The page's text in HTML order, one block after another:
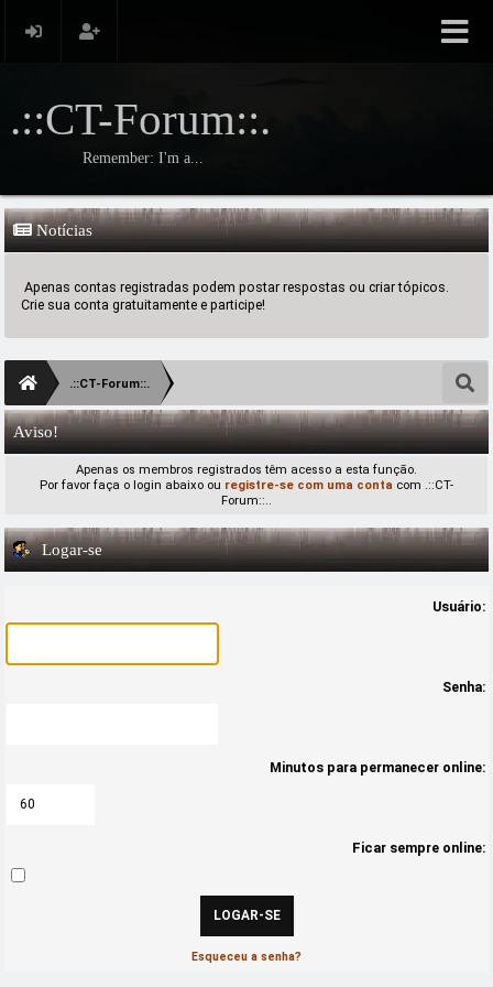
.::CT-Forum::.
Remember: I'm a...
Notícias
Apenas contas registradas podem postar respostas ou criar tópicos.
Crie sua conta gratuitamente e participe!
.::CT-Forum::.
Aviso!
Apenas os membros registrados têm acesso a esta função.
Por favor faça o login abaixo ou registre-se com uma conta com .::CT-
Forum::..
Logar-se
Usuário:
Senha:
Minutos para permanecer online:
Ficar sempre online:
Esqueceu a senha?